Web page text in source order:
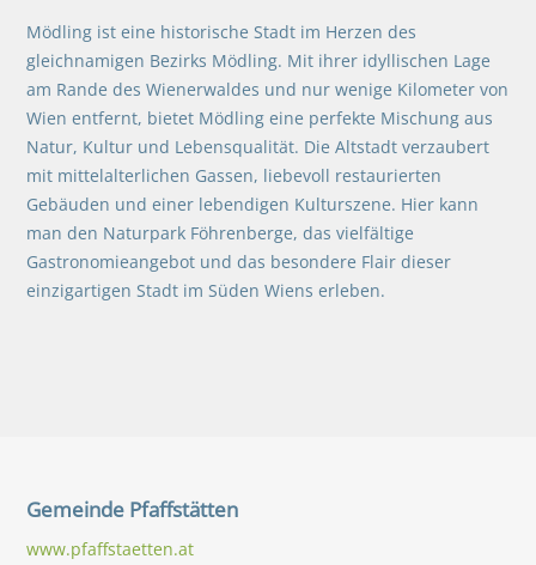
Mödling ist eine historische Stadt im Herzen des
gleichnamigen Bezirks Mödling. Mit ihrer idyllischen Lage
am Rande des Wienerwaldes und nur wenige Kilometer von
Wien entfernt, bietet Mödling eine perfekte Mischung aus
Natur, Kultur und Lebensqualität. Die Altstadt verzaubert
mit mittelalterlichen Gassen, liebevoll restaurierten
Gebäuden und einer lebendigen Kulturszene. Hier kann
man den Naturpark Föhrenberge, das vielfältige
Gastronomieangebot und das besondere Flair dieser
einzigartigen Stadt im Süden Wiens erleben.
Gemeinde Pfaffstätten
www.pfaffstaetten.at